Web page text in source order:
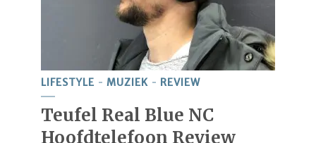
LIFESTYLE MUZIEK REVIEW
Teufel Real Blue NC
Hoofdtelefoon Review